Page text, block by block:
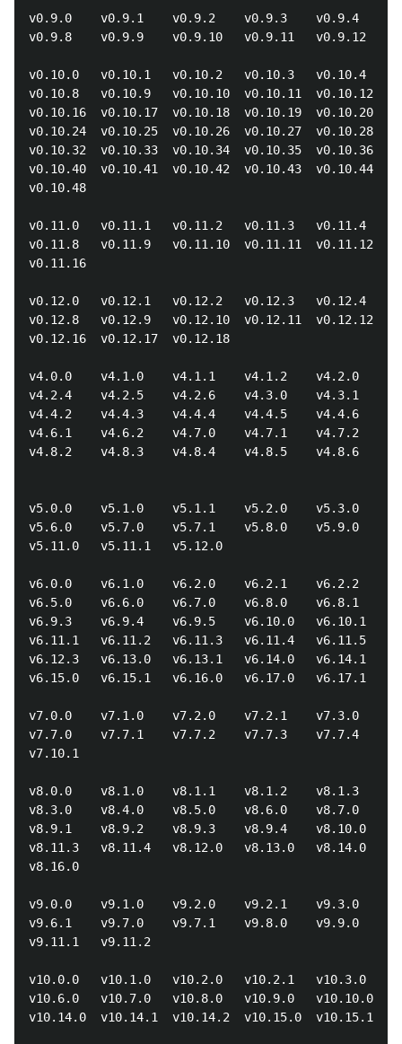
v0.9.0    v0.9.1    v0.9.2    v0.9.3    v0.9.4
v0.9.8    v0.9.9    v0.9.10   v0.9.11   v0.9.12
v0.10.0   v0.10.1   v0.10.2   v0.10.3   v0.10.4
v0.10.8   v0.10.9   v0.10.10  v0.10.11  v0.10.12
v0.10.16  v0.10.17  v0.10.18  v0.10.19  v0.10.20
v0.10.24  v0.10.25  v0.10.26  v0.10.27  v0.10.28
v0.10.32  v0.10.33  v0.10.34  v0.10.35  v0.10.36
v0.10.40  v0.10.41  v0.10.42  v0.10.43  v0.10.44
v0.10.48
v0.11.0   v0.11.1   v0.11.2   v0.11.3   v0.11.4
v0.11.8   v0.11.9   v0.11.10  v0.11.11  v0.11.12
v0.11.16
v0.12.0   v0.12.1   v0.12.2   v0.12.3   v0.12.4
v0.12.8   v0.12.9   v0.12.10  v0.12.11  v0.12.12
v0.12.16  v0.12.17  v0.12.18
v4.0.0    v4.1.0    v4.1.1    v4.1.2    v4.2.0
v4.2.4    v4.2.5    v4.2.6    v4.3.0    v4.3.1
v4.4.2    v4.4.3    v4.4.4    v4.4.5    v4.4.6
v4.6.1    v4.6.2    v4.7.0    v4.7.1    v4.7.2
v4.8.2    v4.8.3    v4.8.4    v4.8.5    v4.8.6
v5.0.0    v5.1.0    v5.1.1    v5.2.0    v5.3.0
v5.6.0    v5.7.0    v5.7.1    v5.8.0    v5.9.0
v5.11.0   v5.11.1   v5.12.0
v6.0.0    v6.1.0    v6.2.0    v6.2.1    v6.2.2
v6.5.0    v6.6.0    v6.7.0    v6.8.0    v6.8.1
v6.9.3    v6.9.4    v6.9.5    v6.10.0   v6.10.1
v6.11.1   v6.11.2   v6.11.3   v6.11.4   v6.11.5
v6.12.3   v6.13.0   v6.13.1   v6.14.0   v6.14.1
v6.15.0   v6.15.1   v6.16.0   v6.17.0   v6.17.1
v7.0.0    v7.1.0    v7.2.0    v7.2.1    v7.3.0
v7.7.0    v7.7.1    v7.7.2    v7.7.3    v7.7.4
v7.10.1
v8.0.0    v8.1.0    v8.1.1    v8.1.2    v8.1.3
v8.3.0    v8.4.0    v8.5.0    v8.6.0    v8.7.0
v8.9.1    v8.9.2    v8.9.3    v8.9.4    v8.10.0
v8.11.3   v8.11.4   v8.12.0   v8.13.0   v8.14.0
v8.16.0
v9.0.0    v9.1.0    v9.2.0    v9.2.1    v9.3.0
v9.6.1    v9.7.0    v9.7.1    v9.8.0    v9.9.0
v9.11.1   v9.11.2
v10.0.0   v10.1.0   v10.2.0   v10.2.1   v10.3.0
v10.6.0   v10.7.0   v10.8.0   v10.9.0   v10.10.0
v10.14.0  v10.14.1  v10.14.2  v10.15.0  v10.15.1